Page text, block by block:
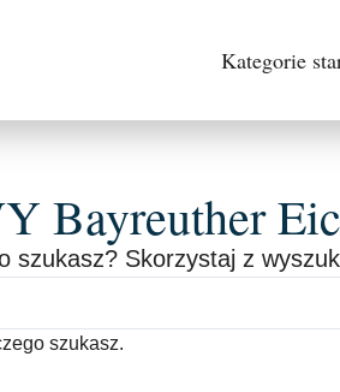
Kategorie
Bayreuther
szukasz? Skorzystaj z
szukasz.